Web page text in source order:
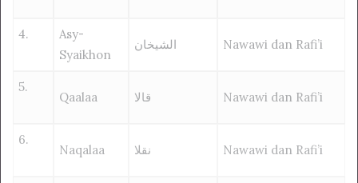
4.
Asy-
Syaikhon
الشيخان Nawawi dan Rafi’i
5.
Qaalaa قالا Nawawi dan Rafi’i
6.
Naqalaa نقلا Nawawi dan Rafi’i